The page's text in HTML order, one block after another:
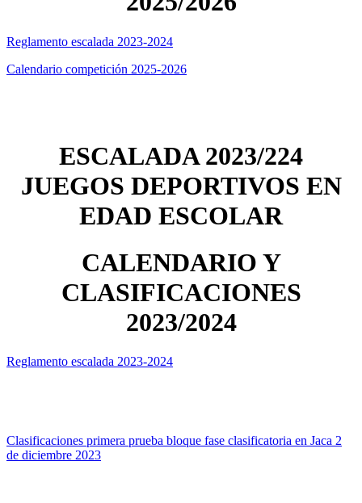
Reglamento escalada 2023-2024
Calendario competición 2025-2026
ESCALADA 2023/224
JUEGOS DEPORTIVOS EN
EDAD ESCOLAR
CALENDARIO Y
CLASIFICACIONES
2023/2024
Reglamento escalada 2023-2024
Clasificaciones primera prueba bloque fase clasificatoria en Jaca 2
de diciembre 2023